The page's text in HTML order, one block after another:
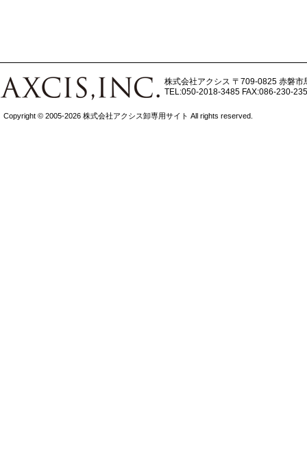
株式会社アクシス 〒709-0825 赤磐市
TEL:050-2018-3485 FAX:086-230-
Copyright © 2005-2026 株式会社アクシス卸専用サイト All rights reserved.